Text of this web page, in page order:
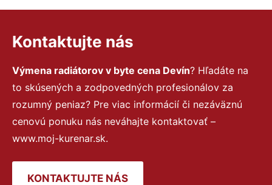
Kontaktujte nás
Výmena radiátorov v byte cena Devín? Hľadáte na
to skúsených a zodpovedných profesionálov za
rozumný peniaz? Pre viac informácií či nezáväznú
cenovú ponuku nás neváhajte kontaktovať –
www.moj-kurenar.sk.
KONTAKTUJTE NÁS